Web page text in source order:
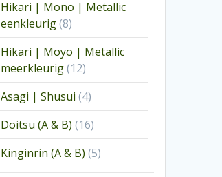
Hikari | Mono | Metallic
eenkleurig 88
producten
Hikari | Moyo | Metallic
meerkleurig 1212
producten
Asagi | Shusui 44
producten
Doitsu (A & B) 1616
producten
Kinginrin (A & B) 55
producten